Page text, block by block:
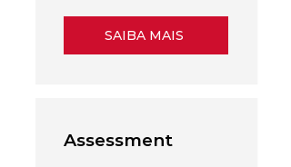
SAIBA MAIS
Assessment